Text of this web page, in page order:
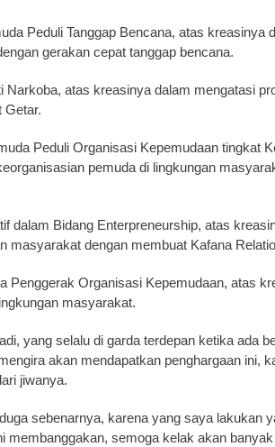
Peduli Tanggap Bencana, atas kreasinya
gerakan cepat tanggap bencana.
Narkoba, atas kreasinya dalam mengatasi
Getar.
Peduli Organisasi Kepemudaan tingkat
pemuda di lingkungan
dalam Bidang Enterpreneurship, atas
masyarakat dengan membuat Kafana
Penggerak Organisasi Kepemudaan, atas
masyarakat.
yang selalu di garda terdepan ketika ada
akan mendapatkan penghargaan ini,
jiwanya.
sebenarnya, karena yang saya lakukan
membanggakan, semoga kelak akan